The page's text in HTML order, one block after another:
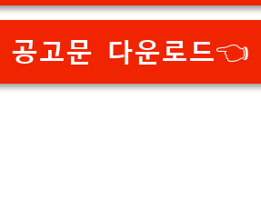
공고문 다운로드👈